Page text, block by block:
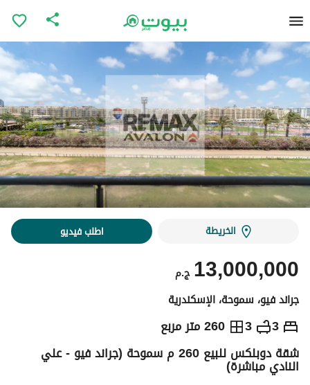
الخريطة اطلب فيديو
ج.م 13,000,000
جراند فيو، سموحة، الإسكندرية
3
3 260 متر مربع ج.م 13,000,000
التفاصيل الاتجاهات والمؤشرات رهن عقاري
شقة دوبلكس للبيع 260 م سموحة (جراند فيو - علي
النادي مباشرة)